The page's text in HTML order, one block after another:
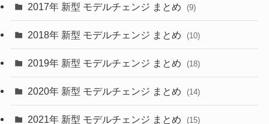
(30)
(27)
(10)
(35)
2017年 新型 モデルチェンジ まとめ (9)
2018年 新型 モデルチェンジ まとめ (10)
2019年 新型 モデルチェンジ まとめ (18)
2020年 新型 モデルチェンジ まとめ (14)
2021年 新型 モデルチェンジ まとめ (15)